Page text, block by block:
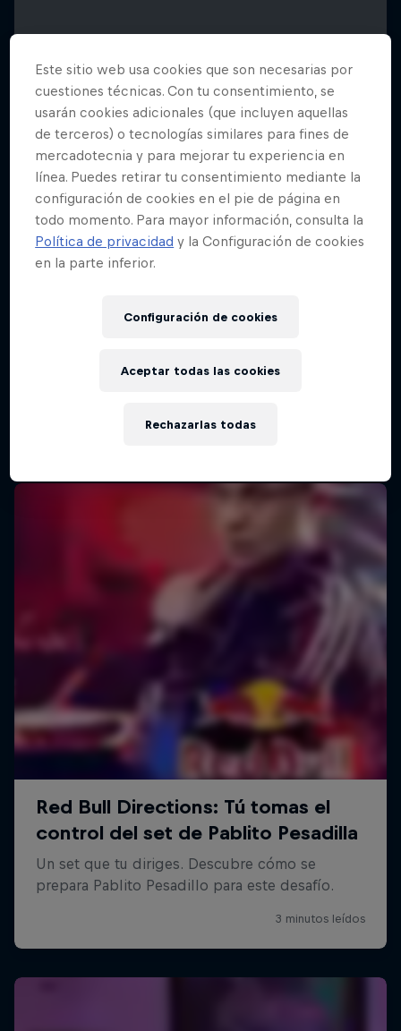
Red Bull Batalla Final Torneo de Plazas
Este sitio web usa cookies que son necesarias por
cuestiones técnicas. Con tu consentimiento, se
usarán cookies adicionales (que incluyen aquellas
de terceros) o tecnologías similares para fines de
mercadotecnia y para mejorar tu experiencia en
línea. Puedes retirar tu consentimiento mediante la
configuración de cookies en el pie de página en
todo momento. Para mayor información, consulta la
Política de privacidad y la Configuración de cookies
en la parte inferior.
Configuración de cookies
Rechazarlas todas
Aceptar todas las cookies